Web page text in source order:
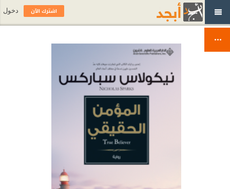
اشترك الآن دخول